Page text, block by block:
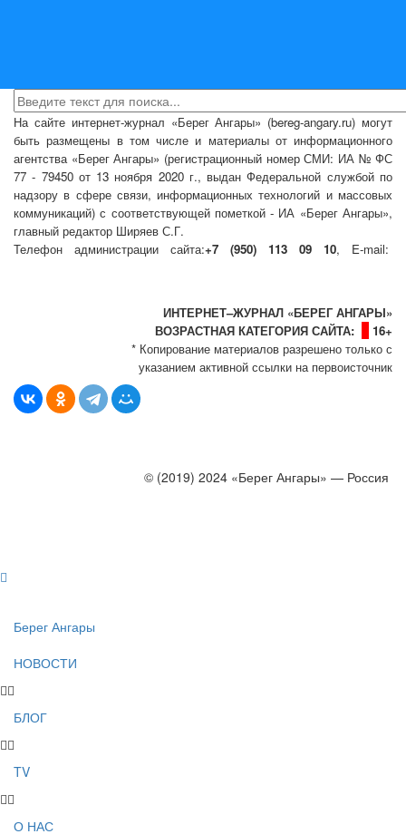
На сайте интернет-журнал «Берег Ангары» (bereg-angary.ru) могут
быть размещены в том числе и материалы от информационного
агентства «Берег Ангары» (регистрационный номер СМИ: ИА № ФС
77 - 79450 от 13 ноября 2020 г., выдан Федеральной службой по
надзору в сфере связи, информационных технологий и массовых
коммуникаций) с соответствующей пометкой - ИА «Берег Ангары»,
главный редактор Ширяев С.Г.
Телефон администрации сайта:+7 (950) 113 09 10, E-mail:
ИНТЕРНЕТ–ЖУРНАЛ «БЕРЕГ АНГАРЫ»
ВОЗРАСТНАЯ КАТЕГОРИЯ САЙТА:
16+
* Копирование материалов разрешено только с
указанием активной ссылки на первоисточник
© (2019) 2024 «Берег Ангары» — Россия
Берег Ангары
НОВОСТИ
БЛОГ
TV
О НАС